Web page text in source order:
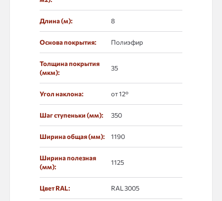
Длина (м): 8
Основа покрытия: Полиэфир
Толщина покрытия
(мкм):
35
Угол наклона: от 12°
Шаг ступеньки (мм): 350
Ширина общая (мм): 1190
Ширина полезная
(мм):
1125
Цвет RAL: RAL 3005